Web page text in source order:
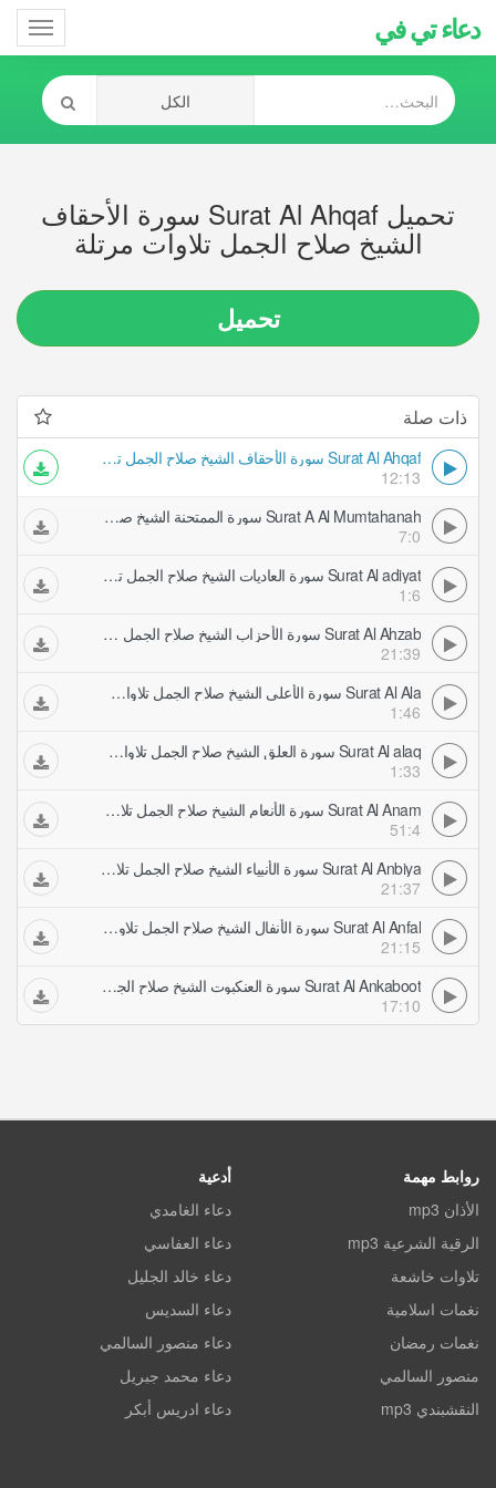
دعاء تي في
تحميل Surat Al Ahqaf سورة الأحقاف
الشيخ صلاح الجمل تلاوات مرتلة
تحميل
ذات صلة
Surat Al Ahqaf سورة الأحقاف الشيخ صلاح الجمل تلاوات مرتلة
12:13
Surat A Al Mumtahanah سورة الممتحنة الشيخ صلاح الجمل تلاوات مرتلة
7:0
Surat Al adiyat سورة العاديات الشيخ صلاح الجمل تلاوات مرتلة
1:6
Surat Al Ahzab سورة الأحزاب الشيخ صلاح الجمل تلاوات مرتلة
21:39
Surat Al Ala سورة الأعلى الشيخ صلاح الجمل تلاوات مرتلة
1:46
Surat Al alaq سورة العلق الشيخ صلاح الجمل تلاوات مرتلة
1:33
Surat Al Anam سورة الأنعام الشيخ صلاح الجمل تلاوات مرتلة
51:4
Surat Al Anbiya سورة الأنبياء الشيخ صلاح الجمل تلاوات مرتلة
21:37
Surat Al Anfal سورة الأنفال الشيخ صلاح الجمل تلاوات مرتلة
21:15
Surat Al Ankaboot سورة العنكبوت الشيخ صلاح الجمل تلاوات مرتلة
17:10
روابط مهمة
الأذان mp3
الرقية الشرعية mp3
تلاوات خاشعة
نغمات اسلامية
نغمات رمضان
منصور السالمي
النقشبندي mp3
أدعية
دعاء الغامدي
دعاء العفاسي
دعاء خالد الجليل
دعاء السديس
دعاء منصور السالمي
دعاء محمد جبريل
دعاء ادريس أبكر